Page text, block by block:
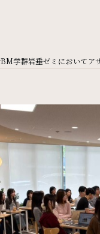
BM学群岩垂ゼミにおいてア